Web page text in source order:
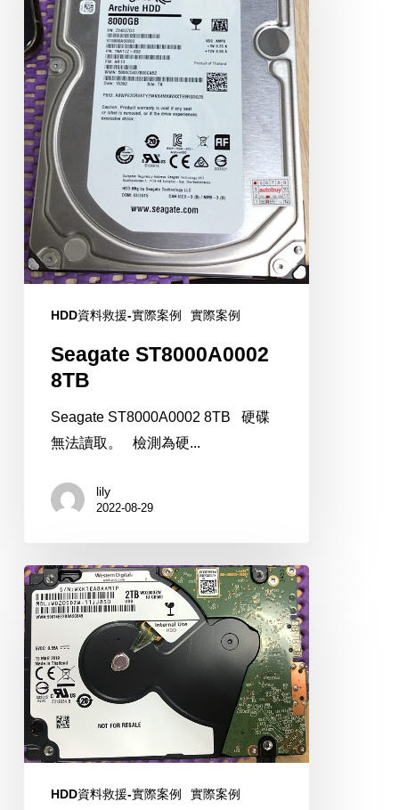
HDD資料救援-實際案例 實際案例
Seagate ST8000A0002
8TB
Seagate ST8000A0002 8TB 硬碟
無法讀取。 檢測為硬...
lily
2022-08-29
WD
WD20DZW-
11JJ8S0
2TB
HDD資料救援-實際案例 實際案例